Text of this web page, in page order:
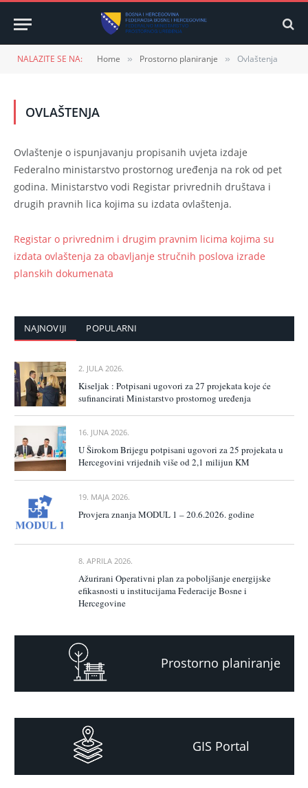
NALAZITE SE NA: Home » Prostorno planiranje » Ovlaštenja
OVLAŠTENJA
Ovlaštenje o ispunjavanju propisanih uvjeta izdaje
Federalno ministarstvo prostornog uređenja na rok od pet
godina. Ministarstvo vodi Registar privrednih društava i
drugih pravnih lica kojima su izdata ovlaštenja.
Registar o privrednim i drugim pravnim licima kojima su
izdata ovlaštenja za obavljanje stručnih poslova izrade
planskih dokumenata
NAJNOVIJI POPULARNI
2. JULA 2026.
Kiseljak : Potpisani ugovori za 27 projekata koje će
sufinancirati Ministarstvo prostornog uređenja
16. JUNA 2026.
U Širokom Brijegu potpisani ugovori za 25 projekata u
Hercegovini vrijednih više od 2,1 milijun KM
19. MAJA 2026.
Provjera znanja MODUL 1 – 20.6.2026. godine
8. APRILA 2026.
Ažurirani Operativni plan za poboljšanje energijske
efikasnosti u institucijama Federacije Bosne i
Hercegovine
Prostorno planiranje
GIS Portal